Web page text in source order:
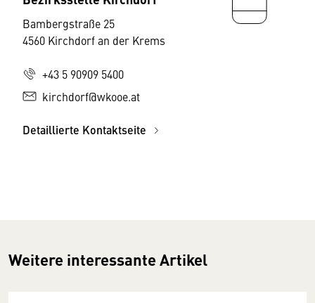
Bambergstraße 25
4560 Kirchdorf an der Krems
+43 5 90909 5400
kirchdorf@wkooe.at
Detaillierte Kontaktseite
Weitere interessante Artikel